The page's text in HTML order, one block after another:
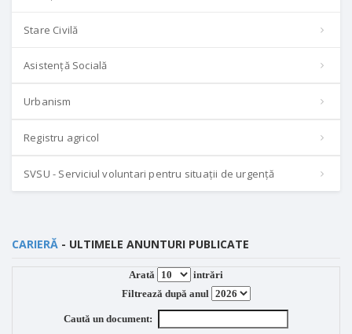
Stare Civilă
Asistență Socială
Urbanism
Registru agricol
SVSU - Serviciul voluntari pentru situații de urgență
CARIERĂ - ULTIMELE ANUNTURI PUBLICATE
Arată
intrări
Filtrează după anul
Caută un document: